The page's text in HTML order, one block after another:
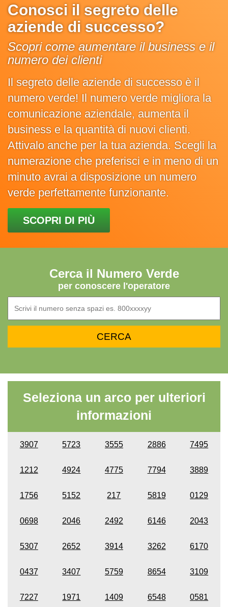
Conosci il segreto delle
aziende di successo?
Scopri come aumentare il business e il
numero dei clienti
Il segreto delle aziende di successo è il
numero verde! Il numero verde migliora la
comunicazione aziendale, aumenta il
business e la quantità di nuovi clienti.
Attivalo anche per la tua azienda. Scegli la
numerazione che preferisci e in meno di un
minuto avrai a disposizione un numero
verde perfettamente funzionante.
SCOPRI DI PIÙ
Cerca il Numero Verde
per conoscere l'operatore
Seleziona un arco per ulteriori
informazioni
3907 5723 3555 2886 7495
1212 4924 4775 7794 3889
1756 5152 217 5819 0129
0698 2046 2492 6146 2043
5307 2652 3914 3262 6170
0437 3407 5759 8654 3109
7227 1971 1409 6548 0581